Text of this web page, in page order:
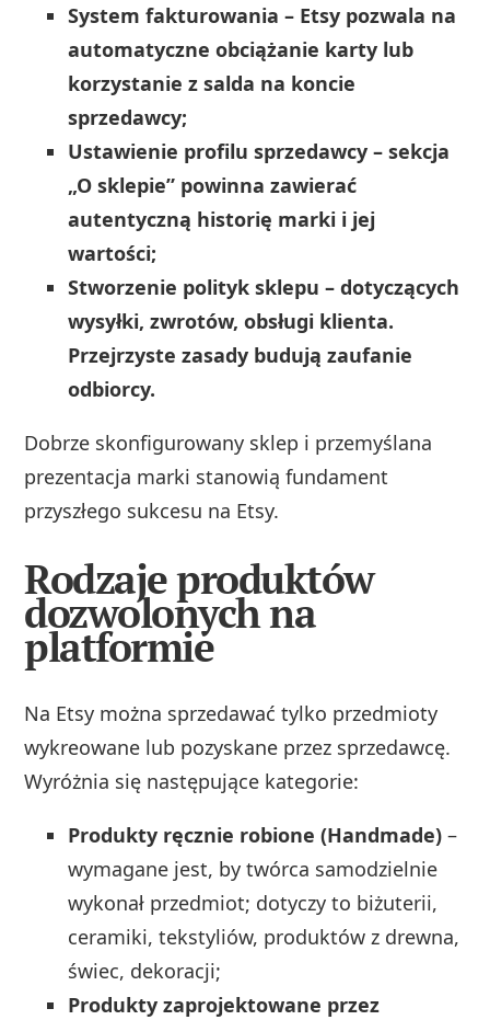
System fakturowania – Etsy pozwala na
automatyczne obciążanie karty lub
korzystanie z salda na koncie
sprzedawcy;
Ustawienie profilu sprzedawcy – sekcja
„O sklepie” powinna zawierać
autentyczną historię marki i jej
wartości;
Stworzenie polityk sklepu – dotyczących
wysyłki, zwrotów, obsługi klienta.
Przejrzyste zasady budują zaufanie
odbiorcy.
Dobrze skonfigurowany sklep i przemyślana
prezentacja marki stanowią fundament
przyszłego sukcesu na Etsy.
Rodzaje produktów
dozwolonych na
platformie
Na Etsy można sprzedawać tylko przedmioty
wykreowane lub pozyskane przez sprzedawcę.
Wyróżnia się następujące kategorie:
Produkty ręcznie robione (Handmade) –
wymagane jest, by twórca samodzielnie
wykonał przedmiot; dotyczy to biżuterii,
ceramiki, tekstyliów, produktów z drewna,
świec, dekoracji;
Produkty zaprojektowane przez